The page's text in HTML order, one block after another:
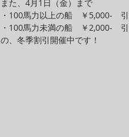
また、4月1日（金）まで
・100馬力以上の船　￥5,000-　
・100馬力未満の船　￥2,000-　
の、冬季割引開催中です！